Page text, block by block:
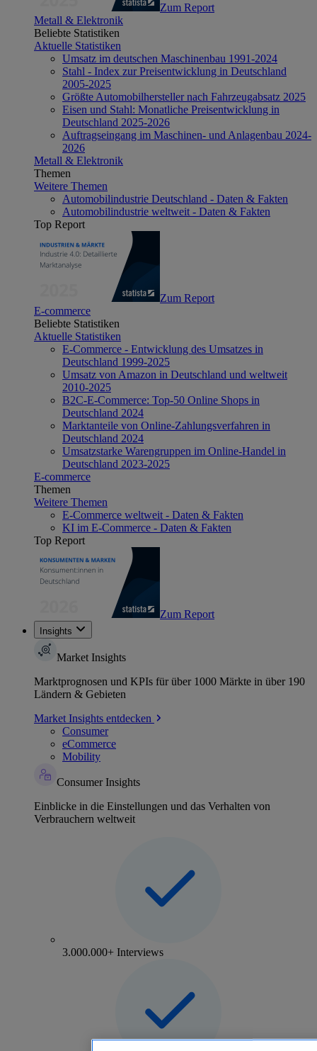
Zum Report
Metall & Elektronik
Beliebte Statistiken
Aktuelle Statistiken
Umsatz im deutschen Maschinenbau 1991-2024
Stahl - Index zur Preisentwicklung in Deutschland
2005-2025
Größte Automobilhersteller nach Fahrzeugabsatz 2025
Eisen und Stahl: Monatliche Preisentwicklung in
Deutschland 2025-2026
Auftragseingang im Maschinen- und Anlagenbau 2024-
2026
Metall & Elektronik
Themen
Weitere Themen
Automobilindustrie Deutschland - Daten & Fakten
Automobilindustrie weltweit - Daten & Fakten
Top Report
Zum Report
E-commerce
Beliebte Statistiken
Aktuelle Statistiken
E-Commerce - Entwicklung des Umsatzes in
Deutschland 1999-2025
Umsatz von Amazon in Deutschland und weltweit
2010-2025
B2C-E-Commerce: Top-50 Online Shops in
Deutschland 2024
Marktanteile von Online-Zahlungsverfahren in
Deutschland 2024
Umsatzstarke Warengruppen im Online-Handel in
Deutschland 2023-2025
E-commerce
Themen
Weitere Themen
E-Commerce weltweit - Daten & Fakten
KI im E-Commerce - Daten & Fakten
Top Report
Zum Report
Insights
Market Insights
Marktprognosen und KPIs für über 1000 Märkte in über 190
Ländern & Gebieten
Market Insights entdecken
Consumer
eCommerce
Mobility
Consumer Insights
Einblicke in die Einstellungen und das Verhalten von
Verbrauchern weltweit
3.000.000+ Interviews